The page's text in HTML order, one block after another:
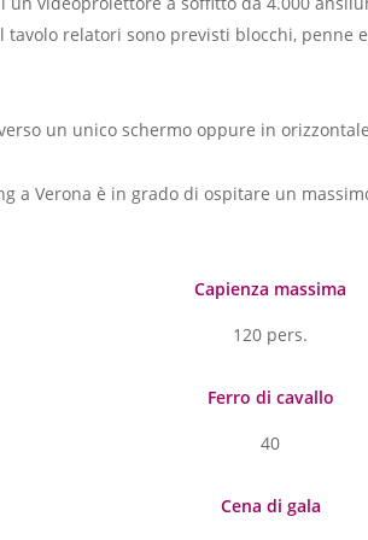
relatori sono previsti blocchi, penne
un unico schermo oppure in
a Verona è in grado di ospitare un
Capienza massima
120 pers.
Ferro di cavallo
40
Cena di gala